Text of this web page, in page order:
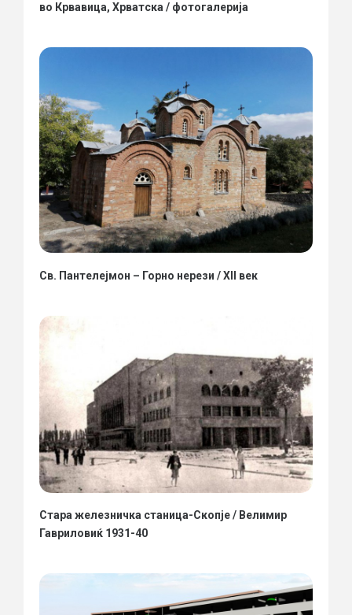
во Крвавица, Хрватска / фотогалерија
Св. Пантелејмон – Горно нерези / XII век
Стара железничка станица-Скопје / Велимир
Гавриловиќ 1931-40